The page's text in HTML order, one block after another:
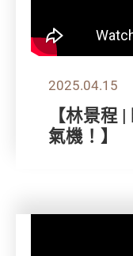
2025.04.15
【林景程
氣機！】